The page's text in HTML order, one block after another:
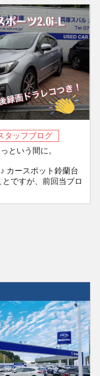
タッフブログ
という間に。
カースポット鈴蘭台
ですが、前回当ブロ